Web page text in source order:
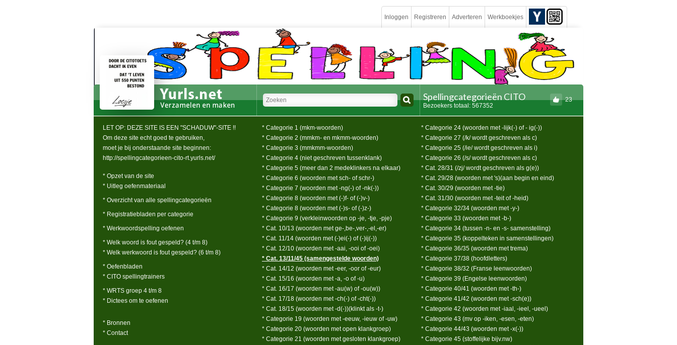
Inloggen Registreren Adverteren Werkboekjes
23
Spellingcategorieën CITO
Bezoekers totaal: 567352
LET OP: DEZE SITE IS EEN "SCHADUW"-SITE !!
Om deze site echt goed te gebruiken,
moet je bij onderstaande site beginnen:
http://spellingcategorieen-cito-rt.yurls.net/
* Opzet van de site
* Uitleg oefenmateriaal
* Overzicht van alle spellingcategorieën
* Registratiebladen per categorie
* Werkwoordspelling oefenen
* Welk woord is fout gespeld? (4 t/m 8)
* Welk werkwoord is fout gespeld? (6 t/m 8)
* Oefenbladen
* CITO spellingtrainers
* WRTS groep 4 t/m 8
* Dictees om te oefenen
* Bronnen
* Contact
* Categorie 1 (mkm-woorden)
* Categorie 2 (mmkm- en mkmm-woorden)
* Categorie 3 (mmkmm-woorden)
* Categorie 4 (niet geschreven tussenklank)
* Categorie 5 (meer dan 2 medeklinkers na elkaar)
* Categorie 6 (woorden met sch- of schr-)
* Categorie 7 (woorden met -ng(-) of -nk(-))
* Categorie 8 (woorden met (-)f- of (-)v-)
* Categorie 8 (woorden met (-)s- of (-)z-)
* Categorie 9 (verkleinwoorden op -je, -tje, -pje)
* Cat. 10/13 (woorden met ge-,be-,ver-,-el,-er)
* Cat. 11/14 (woorden met (-)ei(-) of (-)ij(-))
* Cat. 12/10 (woorden met -aai, -ooi of -oei)
* Cat. 13/11/45 (samengestelde woorden)
* Cat. 14/12 (woorden met -eer, -oor of -eur)
* Cat. 15/16 (woorden met -a, -o of -u)
* Cat. 16/17 (woorden met -au(w) of -ou(w))
* Cat. 17/18 (woorden met -ch(-) of -cht(-))
* Cat. 18/15 (woorden met -d(-))(klinkt als -t-)
* Categorie 19 (woorden met -eeuw, -ieuw of -uw)
* Categorie 20 (woorden met open klankgroep)
* Categorie 21 (woorden met gesloten klankgroep)
* Categorie 24 (woorden met -lijk(-) of - ig(-))
* Categorie 27 (/k/ wordt geschreven als c)
* Categorie 25 (/ie/ wordt geschreven als i)
* Categorie 26 (/s/ wordt geschreven als c)
* Cat. 28/31 (/zj/ wordt geschreven als g(e))
* Cat. 29/28 (woorden met 's)(aan begin en eind)
* Cat. 30/29 (woorden met -tie)
* Cat. 31/30 (woorden met -teit of -heid)
* Categorie 32/34 (woorden met -y-)
* Categorie 33 (woorden met -b-)
* Categorie 34 (tussen -n- en -s- samenstelling)
* Categorie 35 (koppelteken in samenstellingen)
* Categorie 36/35 (woorden met trema)
* Categorie 37/38 (hoofdletters)
* Categorie 38/32 (Franse leenwoorden)
* Categorie 39 (Engelse leenwoorden)
* Categorie 40/41 (woorden met -th-)
* Categorie 41/42 (woorden met -sch(e))
* Categorie 42 (woorden met -iaal, -ieel, -ueel)
* Categorie 43 (mv op -iken, -esen, -eten)
* Categorie 44/43 (woorden met -x(-))
* Categorie 45 (stoffelijke bijv.nw)